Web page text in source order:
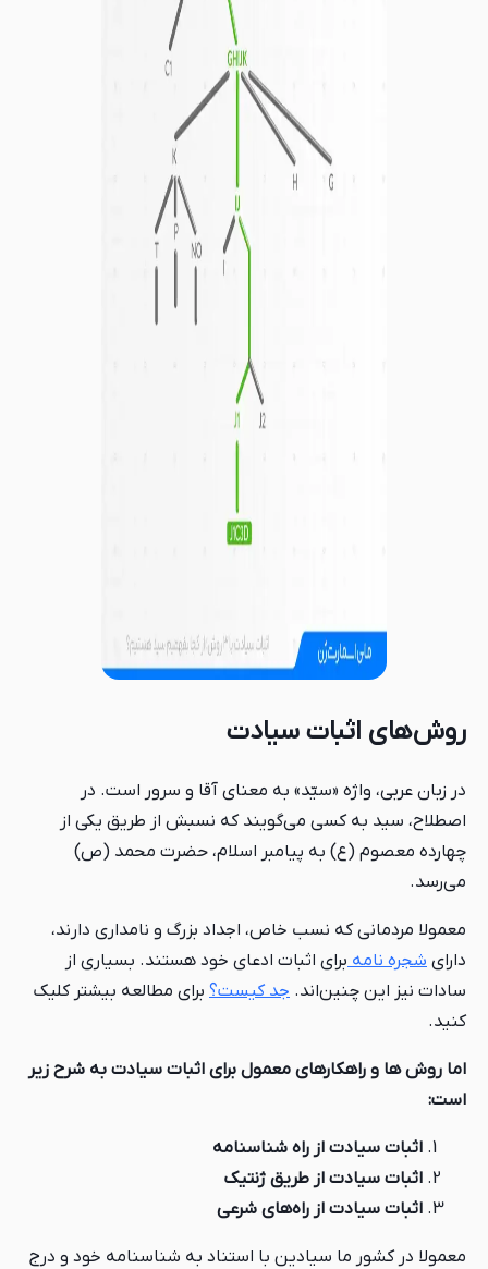
روش‌های اثبات سیادت
در زبان عربی، واژه «سیّد» به معنای آقا و سرور است. در
اصطلاح، سید به کسی می‌گویند که نسبش از طریق یکی از
چهارده معصوم (ع) به پیامبر اسلام، حضرت محمد (ص)
می‌رسد.
معمولا مردمانی که نسب خاص، اجداد بزرگ و نامداری دارند،
دارای شجره نامهبرای اثبات ادعای خود هستند. بسیاری از
سادات نیز این چنین‌اند. جد کیست؟ برای مطالعه بیشتر کلیک
کنید.
اما روش ها و راهکارهای معمول برای اثبات سیادت به شرح زیر
است:
اثبات سیادت از راه شناسنامه
اثبات سیادت از طریق ژنتیک
اثبات سیادت از راه‌های شرعی
معمولا در کشور ما سیادین با استناد به شناسنامه خود و درج